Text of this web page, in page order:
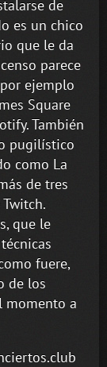
de
es un chico
que le da
parece
ejemplo
Square
También
pugilístico
como La
de tres
que le
fuere,
de los
momento a